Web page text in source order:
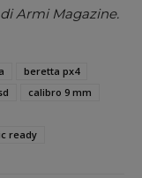
Armi Magazine.
beretta px4
calibro 9 mm
ready